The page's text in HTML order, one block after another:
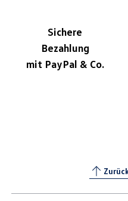
Sichere
Bezahlung
mit PayPal & Co.